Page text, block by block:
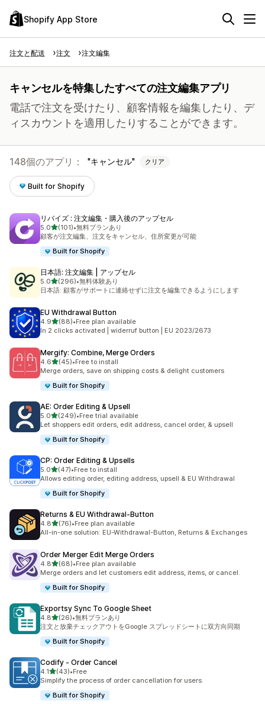
Shopify App Store
注文と配送 注文 注文編集
キャンセルを特集したすべての注文編集アプリ
電話で注文を受けたり、顧客情報を編集したり、デ
ィスカウントを適用したりすることができます。
148個のアプリ： キャンセル クリア
Built for Shopify
リバイズ : 注文編集・購入後のアップセル
5.05つ星中
(101)
合計レビュー数：101件
•無料プランあり
顧客が注文編集、注文をキャンセル、住所変更が可能
Built for Shopify
日本語: 注文編集 | アップセル
5.05つ星中
(296)
合計レビュー数：296件
•無料体験あり
日本語: 顧客がサポートに連絡せずに注文を編集できるようにします
EU Withdrawal Button
4.95つ星中
(88)
合計レビュー数：88件
•Free plan available
In 2 clicks activated | widerruf button | EU 2023/2673
Mergify: Combine, Merge Orders
4.65つ星中
(45)
合計レビュー数：45件
•Free to install
Merge orders, save on shipping costs & delight customers
Built for Shopify
AE: Order Editing & Upsell
5.05つ星中
(249)
合計レビュー数：249件
•Free trial available
Let shoppers edit orders, edit address, cancel order, & upsell
Built for Shopify
CP: Order Editing & Upsells
5.05つ星中
(47)
合計レビュー数：47件
•Free to install
Allows editing order, editing address, upsell & EU Withdrawal
Built for Shopify
Returns & EU Withdrawal‑Button
4.85つ星中
(76)
合計レビュー数：76件
•Free plan available
All-in-one solution: EU-Withdrawal-Button, Returns & Exchanges
Order Merger Edit Merge Orders
4.85つ星中
(68)
合計レビュー数：68件
•Free plan available
Merge orders and let customers edit address, items, or cancel.
Built for Shopify
Exportsy Sync To Google Sheet
4.85つ星中
(26)
合計レビュー数：26件
•無料プランあり
注文と放棄チェックアウトをGoogle スプレッドシートに双方向同期
Built for Shopify
Codify ‑ Order Cancel
4.15つ星中
(43)
合計レビュー数：43件
•Free
Simplify the process of order cancellation for users.
Built for Shopify